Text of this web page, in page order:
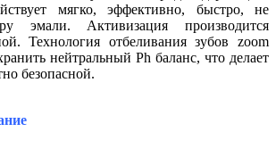
мягко, эффективно, быстро, не
эмали. Активизация производится
Технология отбеливания зубов zoom
нейтральный Ph баланс, что делает
безопасной.